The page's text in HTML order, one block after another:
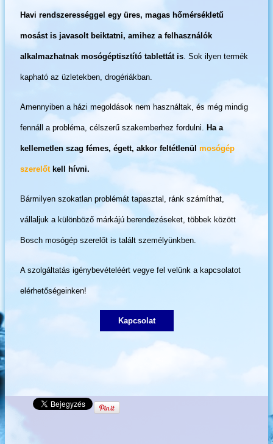
Havi rendszerességgel egy üres, magas hőmérsékletű
mosást is javasolt beiktatni, amihez a felhasználók
alkalmazhatnak mosógéptisztító tablettát is . Sok ilyen termék
kapható az üzletekben, drogériákban.
Amennyiben a házi megoldások nem használtak, és még mindig
fennáll a probléma, célszerű szakemberhez fordulni. Ha a
kellemetlen szag fémes, égett, akkor feltétlenül mosógép
szerelőtkell hívni.
Bármilyen szokatlan problémát tapasztal, ránk számíthat,
vállaljuk a különböző márkájú berendezéseket, többek között
Bosch mosógép szerelőt is talált személyünkben.
A szolgáltatás igénybevételéért vegye fel velünk a kapcsolatot
elérhetőségeinken!
Kapcsolat